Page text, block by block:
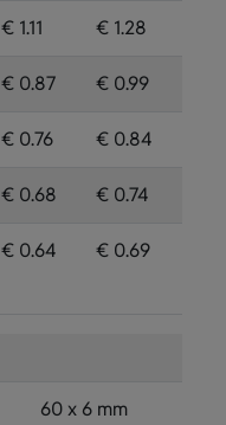
€ 1.11 € 1.28
€ 0.87 € 0.99
€ 0.76 € 0.84
€ 0.68 € 0.74
€ 0.64 € 0.69
60 x 6 mm